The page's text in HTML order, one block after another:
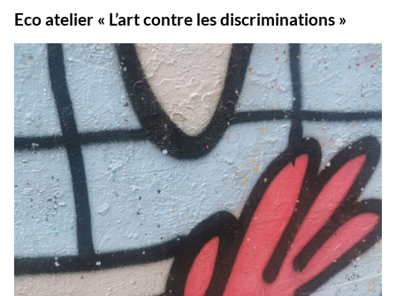
Eco atelier « L’art contre les discriminations »